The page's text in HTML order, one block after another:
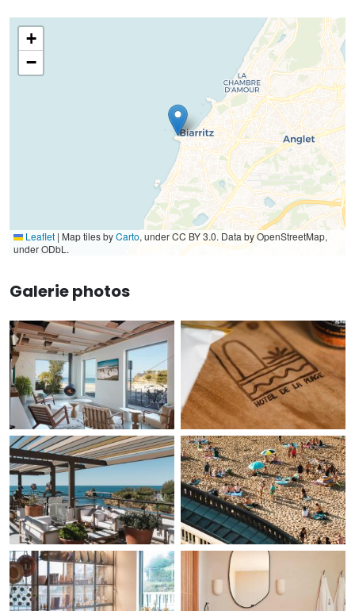
+
−
Leaflet | Map tiles byCarto, under CC BY 3.0. Data by OpenStreetMap,
under ODbL.
Galerie photos